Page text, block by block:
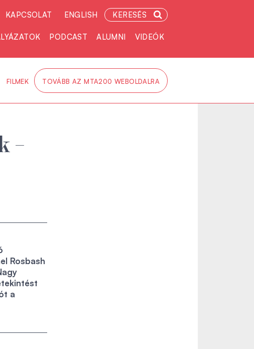
KAPCSOLAT ENGLISH KERESÉS
PODCAST ALUMNI VIDEÓK
FILMEK TOVÁBB AZ MTA200 WEBOLDALRA
–
Rosbash
a